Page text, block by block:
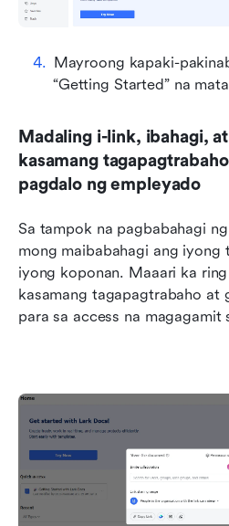
Mayroong kapaki-
“Getting Started” na
Madaling i-link, ibahagi,
kasamang
pagdalo ng empleyado
Sa tampok na pagbabahagi
mong maibabahagi ang iyong
iyong koponan. Maaari ka
kasamang tagapagtrabaho at
para sa access na magagamit